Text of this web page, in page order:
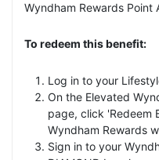
Wyndham Rewards Point
To redeem this benefit:
Log in to your
On the Elevated
page, click 'Redeem
Wyndham Rewards
Sign in to your